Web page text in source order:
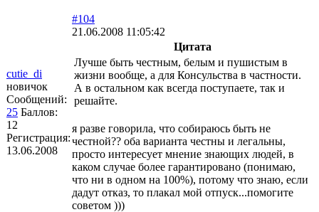
cutie_di
новичок
Сообщений:
25 Баллов:
12
Регистрация:
13.06.2008
#104
21.06.2008 11:05:42
Цитата
Лучше быть честным, белым и пушистым в
жизни вообще, а для Консульства в частности.
А в остальном как всегда поступаете, так и
решайте.
я разве говорила, что собираюсь быть не
честной?? оба варианта честны и легальны,
просто интересует мнение знающих людей, в
каком случае более гарантировано (понимаю,
что ни в одном на 100%), потому что знаю, если
дадут отказ, то плакал мой отпуск...помогите
советом )))